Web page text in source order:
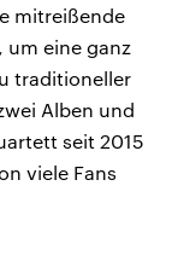
mitreißende
um eine ganz
traditioneller
Alben und
seit 2015
viele Fans